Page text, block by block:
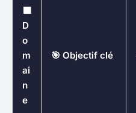
🟩
D
o
m
ai
n
e
🎯 Objectif clé